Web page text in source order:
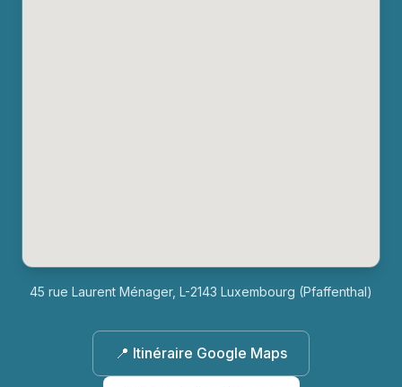
45 rue Laurent Ménager, L-2143 Luxembourg (Pfaffenthal)
📍 Itinéraire Google Maps